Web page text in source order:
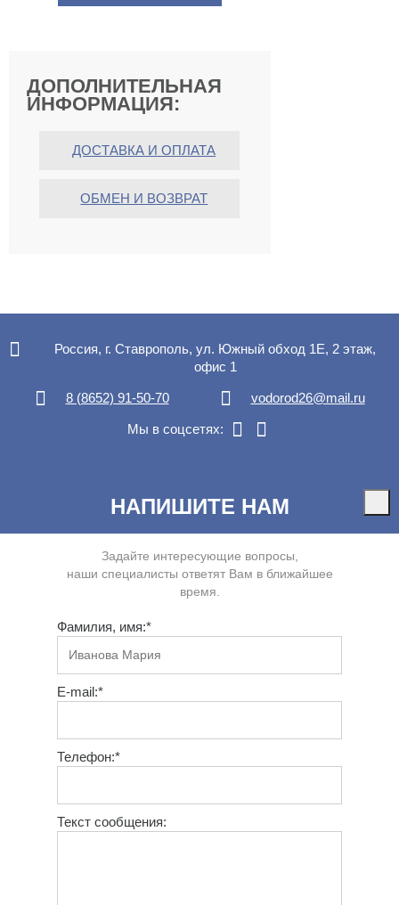
ДОПОЛНИТЕЛЬНАЯ
ИНФОРМАЦИЯ:
ДОСТАВКА И ОПЛАТА
ОБМЕН И ВОЗВРАТ
Россия, г. Ставрополь, ул. Южный обход 1Е, 2 этаж,
офис 1
8 (8652) 91-50-70 vodorod26@mail.ru
Мы в соцсетях:
НАПИШИТЕ НАМ
Задайте интересующие вопросы,
наши специалисты ответят Вам в ближайшее
время.
Фамилия, имя:*
E-mail:*
Телефон:*
Текст сообщения: